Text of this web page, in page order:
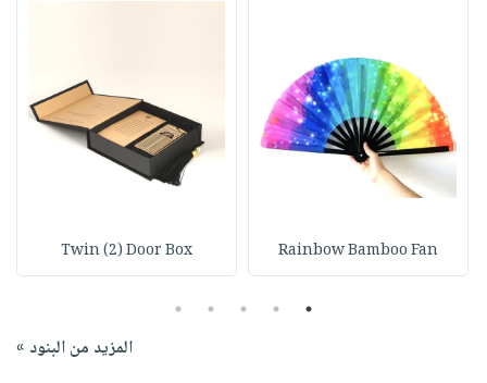
Rainbow Bamboo Fan
Twin (2) Door Box
1
2
3
4
5
المزيد من البنود »